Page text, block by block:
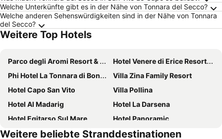
Welche Unterkünfte gibt es in der Nähe von Tonnara del Secco?
Welche anderen Sehenswürdigkeiten sind in der Nähe von Tonnara
del Secco?
Weitere Top Hotels
Parco degli Aromi Resort & SPA
Hotel Venere di Erice Resort & Spa
Phi Hotel La Tonnara di Bonagia
Villa Zina Family Resort
Hotel Capo San Vito
Villa Pollina
Hotel Al Madarig
Hotel La Darsena
Hotel Egitarso Sul Mare
Hotel Panoramic
Hotel Piccolo Mondo
Cala di Ponente
Weitere beliebte Stranddestinationen